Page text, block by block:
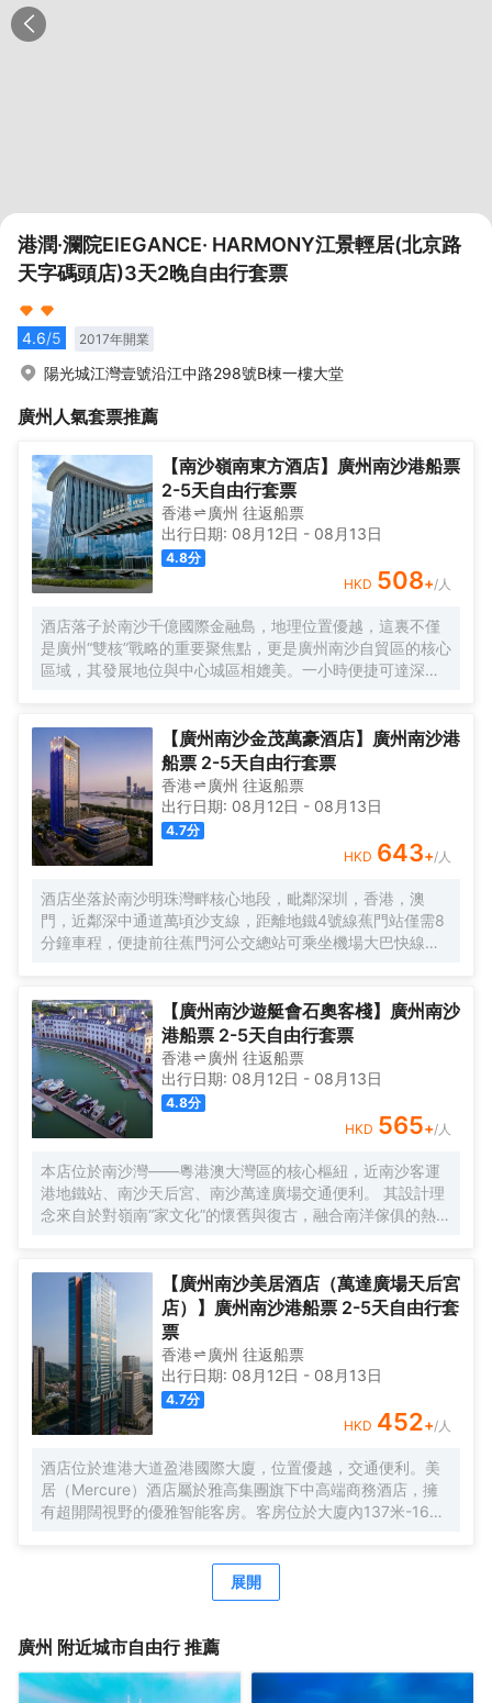
港潤·瀾院ElEGANCE· HARMONY江景輕居(北京路
天字碼頭店)3天2晚自由行套票
4.6/5 2017年開業
陽光城江灣壹號沿江中路298號B棟一樓大堂
廣州 人氣套票推薦
【南沙嶺南東方酒店】廣州南沙港船票
2-5天自由行套票
香港 廣州 往返船票
出行日期: 08月12日 - 08月13日
4.8分
HKD 508+/人
酒店落子於南沙千億國際金融島，地理位置優越，這裏不僅
是廣州“雙核”戰略的重要聚焦點，更是廣州南沙自貿區的核心
區域，其發展地位與中心城區相媲美。一小時便捷可達深
字母“A”，既展中國氣派，又含西式願景——Amazing（令人
驚歎），Astonishing（令人震撼），隱含着酒店將成為南沙
乃至全球矚目的中式美學新地標的美好期許。 酒店作為南沙
國際會展中心綜合體重要組成部分，以“木棉花開，鴻翔海
絲”之設計理念，以大灣區金融新地標之姿態，締造南沙“立足
灣區、協同港澳、面向世界”的實踐範本。
【廣州南沙金茂萬豪酒店】廣州南沙港
船票 2-5天自由行套票
香港 廣州 往返船票
出行日期: 08月12日 - 08月13日
4.7分
HKD 643+/人
酒店坐落於南沙明珠灣畔核心地段，毗鄰深圳，香港，澳
門，近鄰深中通道萬頃沙支線，距離地鐵4號線蕉門站僅需8
分鐘車程，便捷前往蕉門河公交總站可乘坐機場大巴快線或
券，可輕鬆前往南沙天后宮、南沙濕地公園、廣汽科技館及
環宇城購物中心等。 酒店共有261間以海洋為設計靈感的客
房及套房，詮釋現代經典與優雅，滿足休閒賓客對在地文化
的探索與體驗。配備粵式風味的林苑中餐廳、中西結合的漁
人碼頭全日餐廳以及”雙重身份”的薄荷酒吧，體驗創新融合的
珍饈美饌。酒店擁有馬丁叔叔的農場，小朋友們可盡情與小
動物們互動亦或參與馬丁叔叔課堂，共度愉快的親子時光。
同時，酒店擁有1,600平方米的宴會及會議場地以及寬敞的戶
外草坪，可滿足不同的會議及宴會需求，無論商務出行亦或
休閒旅遊期待與您共赴南沙，遇見另一種可能。
【廣州南沙遊艇會石奧客棧】廣州南沙
港船票 2-5天自由行套票
香港 廣州 往返船票
出行日期: 08月12日 - 08月13日
4.8分
HKD 565+/人
本店位於南沙灣——粵港澳大灣區的核心樞紐，近南沙客運
港地鐵站、南沙天后宮、南沙萬達廣場交通便利。 其設計理
念來自於對嶺南“家文化”的懷舊與復古，融合南洋傢俱的熱情
嶺南文化的歸屬感。 客棧共五層，一層為大堂及茶室，二至
五層為客房，寬敞、舒適、風格各異的客房眾多；供賓客休
閒暢談的石奧茶室，主要提供早餐、茶點、飲品、簡餐等服
務；同時亦與中國大陸獲得“五金錨”獎的南沙遊艇會提供宴
會/婚宴/會議、中西式餐飲、遊艇觀光/租賃、帆船租賃/體
驗、遊艇帆船駕證考取等不同種服務功能，打造出一種特色
的休閒度假空間。
【廣州南沙美居酒店（萬達廣場天后宮
店）】廣州南沙港船票 2-5天自由行套
票
香港 廣州 往返船票
出行日期: 08月12日 - 08月13日
4.7分
HKD 452+/人
酒店位於進港大道盈港國際大廈，位置優越，交通便利。美
居（Mercure）酒店屬於雅高集團旗下中高端商務酒店，擁
有超開闊視野的優雅智能客房。客房位於大廈內137米-165
格客房，簡約唯美又精緻典雅，是商務人士出差首善之選。
酒店客房內配有恒温恒壓淋浴、全交換新風系統，高級自動
驗。酒店全體工作人員攜人工智能機器人小美在“Make A
展開
廣州 附近城市自由行 推薦